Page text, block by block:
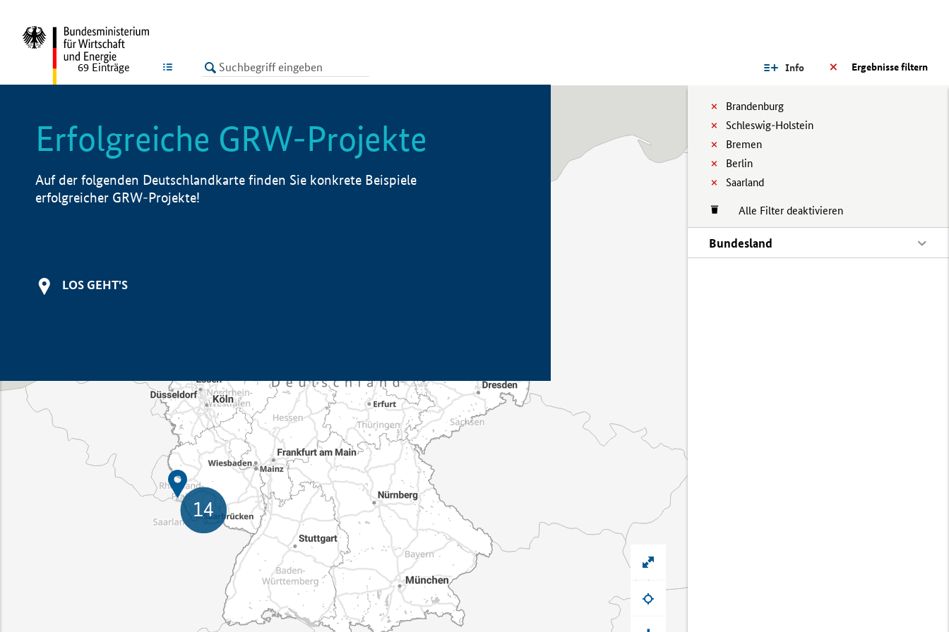
LISTE Ergebnisse filtern
Info
Brandenburg
Schleswig-Holstein
Bremen
Berlin
Saarland
Alle Filter deaktivieren
Bundesland
69 Einträge
Erfolgreiche GRW-Projekte
Auf der folgenden Deutschlandkarte finden Sie konkrete Beispiele
erfolgreicher GRW-Projekte!
LOS GEHT'S